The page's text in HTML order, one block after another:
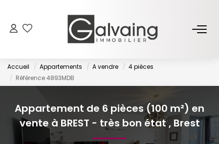
À Vendre
À Louer
PROGRAMMES NEUFS
Accueil Appartements A vendre
4 pièces
Référence 4893MDB
Appartement de 6 pièces (100 m²) en
vente à BREST - très bon état, Brest